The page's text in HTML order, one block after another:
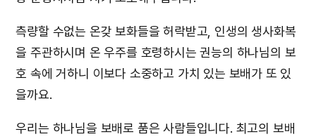
측량할 수없는 온갖 보화들을 허락받고, 인생의 생사화복
을 주관하시며 온 우주를 호령하시는 권능의 하나님의 보
호 속에 거하니 이보다 소중하고 가치 있는 보배가 또 있
을까요.
우리는 하나님을 보배로 품은 사람들입니다. 최고의 보배